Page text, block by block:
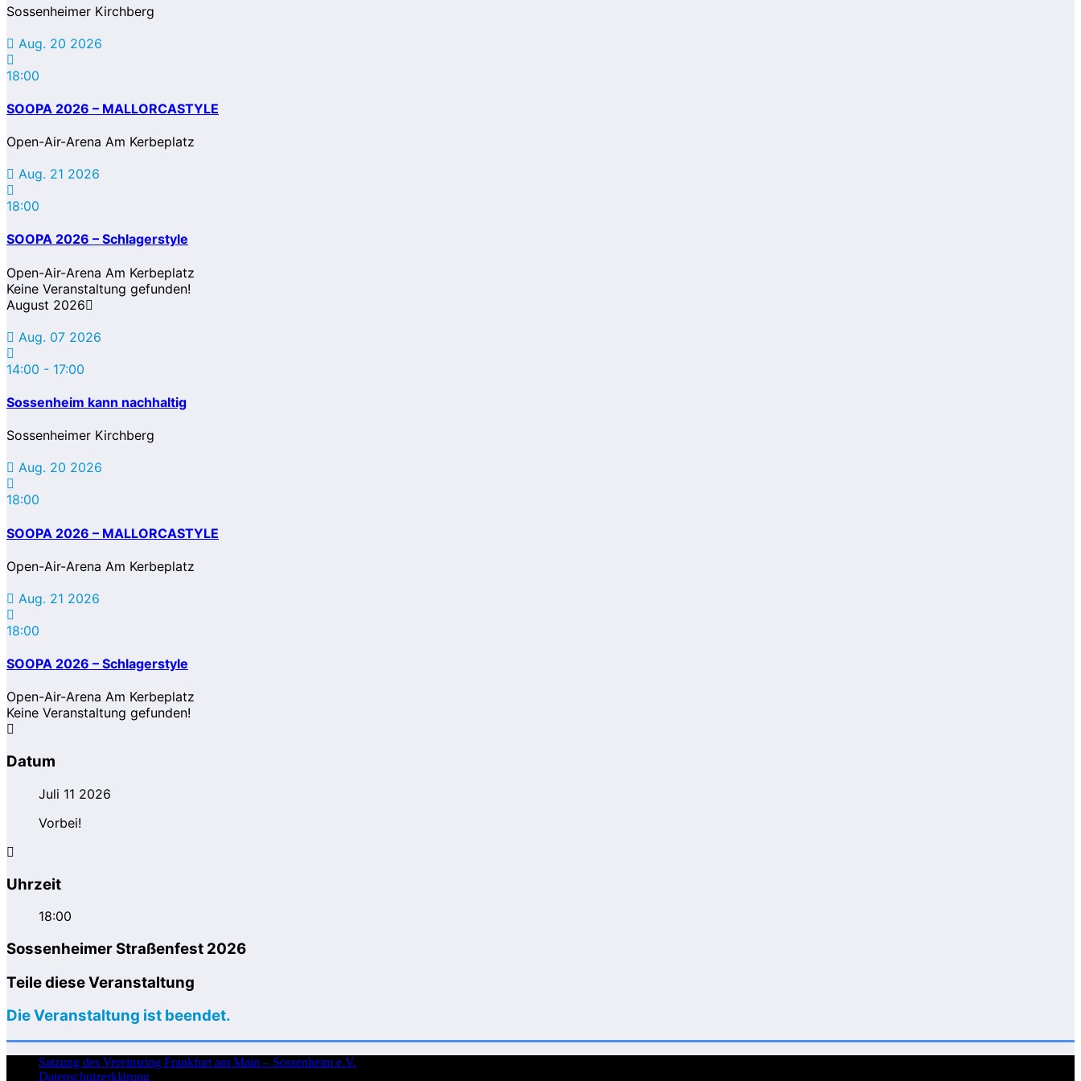
Sossenheimer Kirchberg
Aug. 20 2026
18:00
SOOPA 2026 – MALLORCASTYLE
Open-Air-Arena Am Kerbeplatz
Aug. 21 2026
18:00
SOOPA 2026 – Schlagerstyle
Open-Air-Arena Am Kerbeplatz
Keine Veranstaltung gefunden!
August 2026
Aug. 07 2026
14:00 - 17:00
Sossenheim kann nachhaltig
Sossenheimer Kirchberg
Aug. 20 2026
18:00
SOOPA 2026 – MALLORCASTYLE
Open-Air-Arena Am Kerbeplatz
Aug. 21 2026
18:00
SOOPA 2026 – Schlagerstyle
Open-Air-Arena Am Kerbeplatz
Keine Veranstaltung gefunden!
Datum
Juli 11 2026
Vorbei!
Uhrzeit
18:00
Sossenheimer Straßenfest 2026
Teile diese Veranstaltung
Die Veranstaltung ist beendet.
Satzung des Vereinsring Frankfurt am Main – Sossenheim e.V.
Datenschutzerklärung